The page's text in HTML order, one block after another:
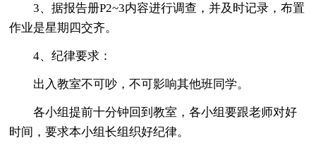
3、据报告册P2~3内容进行调查，并及时记录，布置
作业是星期四交齐。
4、纪律要求：
出入教室不可吵，不可影响其他班同学。
各小组提前十分钟回到教室，各小组要跟老师对好
时间，要求本小组长组织好纪律。